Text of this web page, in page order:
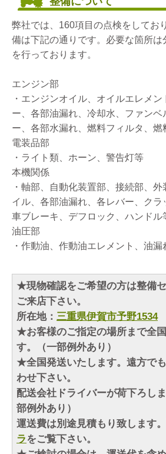
弊社では、160項目の点検をしてお
備は下記の通りです。必要な箇所は
を行っております。
エンジン部
・エンジンオイル、オイルエレメ
ー、各部油漏れ、冷却水、ファンベ
ー、各部水漏れ、燃料フィルタ、燃
電装品部
・ライト類、ホーン、警告灯等
本機関係
・軸部、自動化装置部、接続部、
イル、各部油漏れ、各レバー、クラ
車ブレーキ、デフロック、ハンドル
油圧部
・作動油、作動油エレメント、油
★現物確認をご希望の方は整備
ご来店下さい。
所在地： 三重県伊賀市予野1534
★お客様のご指定の場所まで全
す。（一部例外あり）
★全国発送いたします。遠方で
わせ下さい。
配送会社ドライバーが荷下ろし
部例外あり）
運送費は別途見積もり致します
ラをご覧下さい。